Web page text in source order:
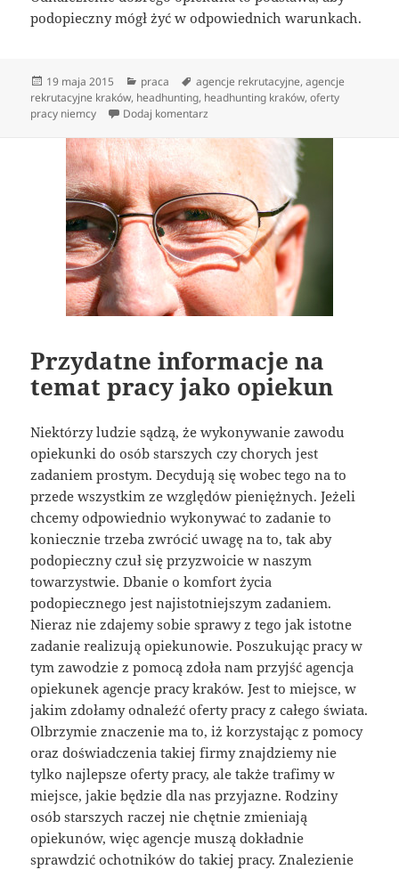
podopieczny mógł żyć w odpowiednich warunkach.
Data
publikacji
19 maja 2015 Kategorie
praca Tagi
agencje rekrutacyjne,agencje
rekrutacyjne kraków, headhunting, headhunting kraków,oferty
pracy niemcy
Dodaj komentarz
Przydatne informacje na
temat pracy jako opiekun
Niektórzy ludzie sądzą, że wykonywanie zawodu
opiekunki do osób starszych czy chorych jest
zadaniem prostym. Decydują się wobec tego na to
przede wszystkim ze względów pieniężnych. Jeżeli
chcemy odpowiednio wykonywać to zadanie to
koniecznie trzeba zwrócić uwagę na to, tak aby
podopieczny czuł się przyzwoicie w naszym
towarzystwie. Dbanie o komfort życia
podopiecznego jest najistotniejszym zadaniem.
Nieraz nie zdajemy sobie sprawy z tego jak istotne
zadanie realizują opiekunowie. Poszukując pracy w
tym zawodzie z pomocą zdoła nam przyjść agencja
opiekunek agencje pracy kraków. Jest to miejsce, w
jakim zdołamy odnaleźć oferty pracy z całego świata.
Olbrzymie znaczenie ma to, iż korzystając z pomocy
oraz doświadczenia takiej firmy znajdziemy nie
tylko najlepsze oferty pracy, ale także trafimy w
miejsce, jakie będzie dla nas przyjazne. Rodziny
osób starszych raczej nie chętnie zmieniają
opiekunów, więc agencje muszą dokładnie
sprawdzić ochotników do takiej pracy. Znalezienie